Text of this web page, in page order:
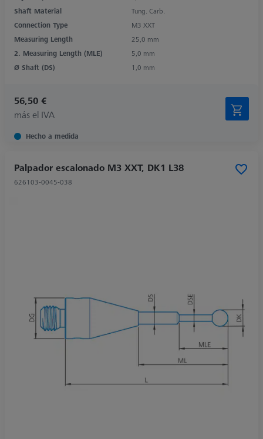
Shaft Material
Tung. Carb.
Connection Type
M3 XXT
Measuring Length
25,0 mm
2. Measuring Length (MLE)
5,0 mm
Ø Shaft (DS)
1,0 mm
56,50 €
más el IVA
Hecho a medida
Palpador escalonado M3 XXT, DK1 L38
626103-0045-038